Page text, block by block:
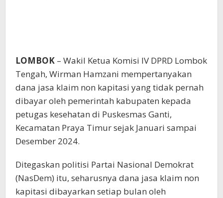
LOMBOK – Wakil Ketua Komisi IV DPRD Lombok
Tengah, Wirman Hamzani mempertanyakan
dana jasa klaim non kapitasi yang tidak pernah
dibayar oleh pemerintah kabupaten kepada
petugas kesehatan di Puskesmas Ganti,
Kecamatan Praya Timur sejak Januari sampai
Desember 2024.
Ditegaskan politisi Partai Nasional Demokrat
(NasDem) itu, seharusnya dana jasa klaim non
kapitasi dibayarkan setiap bulan oleh